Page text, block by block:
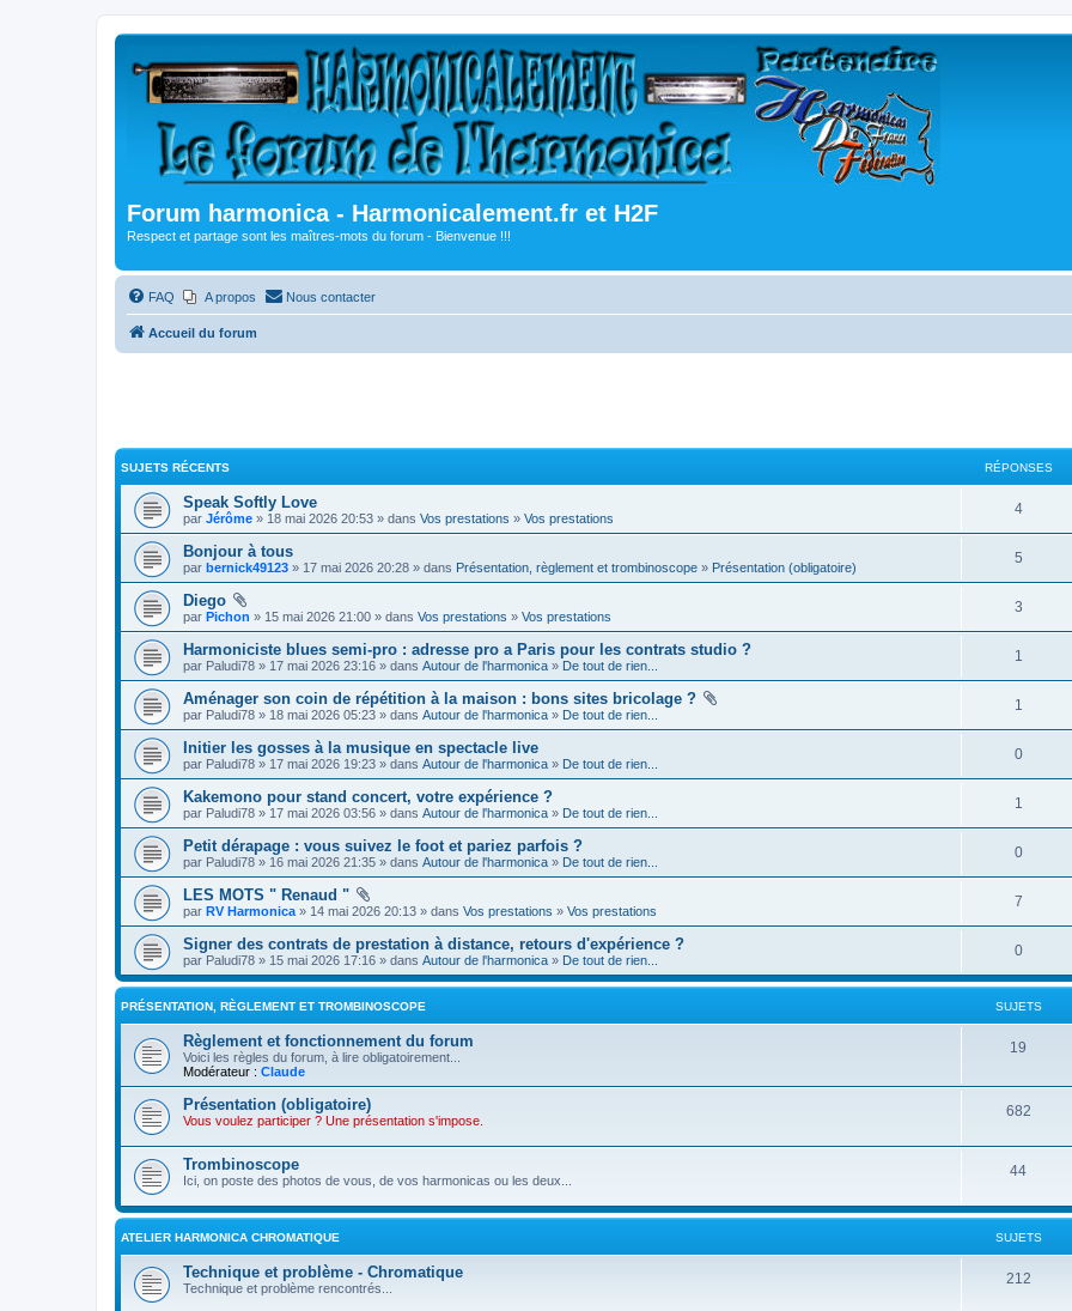
Forum harmonica - Harmonicalement.fr et H2F
Respect et partage sont les maîtres-mots du forum - Bienvenue !!!
FAQ A propos Nous contacter
Accueil du forum
SUJETS RÉCENTS RÉPONSES
Speak Softly Love
par Jérôme » 18 mai 2026 20:53 » dans Vos prestations » Vos prestations
4
Bonjour à tous
par bernick49123 » 17 mai 2026 20:28 » dans Présentation, règlement et trombinoscope » Présentation (obligatoire)
5
Diego
par Pichon » 15 mai 2026 21:00 » dans Vos prestations » Vos prestations
3
Harmoniciste blues semi-pro : adresse pro a Paris pour les contrats studio ?
par Paludi78 » 17 mai 2026 23:16 » dans Autour de l'harmonica » De tout de rien...
1
Aménager son coin de répétition à la maison : bons sites bricolage ?
par Paludi78 » 18 mai 2026 05:23 » dans Autour de l'harmonica » De tout de rien...
1
Initier les gosses à la musique en spectacle live
par Paludi78 » 17 mai 2026 19:23 » dans Autour de l'harmonica » De tout de rien...
0
Kakemono pour stand concert, votre expérience ?
par Paludi78 » 17 mai 2026 03:56 » dans Autour de l'harmonica » De tout de rien...
1
Petit dérapage : vous suivez le foot et pariez parfois ?
par Paludi78 » 16 mai 2026 21:35 » dans Autour de l'harmonica » De tout de rien...
0
LES MOTS " Renaud "
par RV Harmonica » 14 mai 2026 20:13 » dans Vos prestations » Vos prestations
7
Signer des contrats de prestation à distance, retours d'expérience ?
par Paludi78 » 15 mai 2026 17:16 » dans Autour de l'harmonica » De tout de rien...
0
PRÉSENTATION, RÈGLEMENT ET TROMBINOSCOPE SUJETS
Règlement et fonctionnement du forum
Voici les règles du forum, à lire obligatoirement...
Modérateur : Claude
19
Présentation (obligatoire)
Vous voulez participer ? Une présentation s'impose.
682
Trombinoscope
Ici, on poste des photos de vous, de vos harmonicas ou les deux...
44
ATELIER HARMONICA CHROMATIQUE SUJETS
Technique et problème - Chromatique
Technique et problème rencontrés...
212